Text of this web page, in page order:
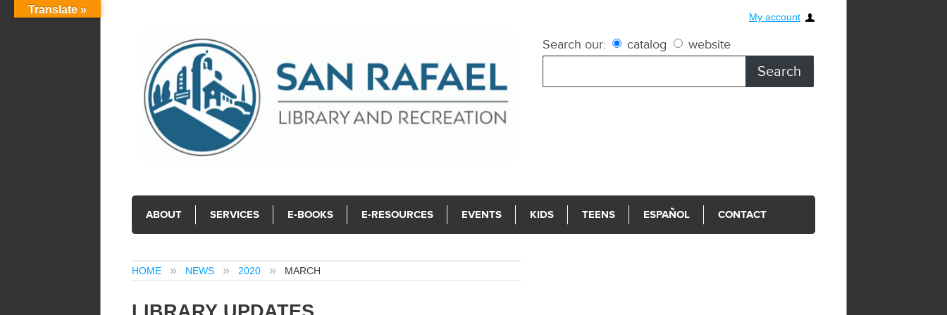
My account
Search our: catalog website
ABOUT SERVICES E-BOOKS E-RESOURCES EVENTS KIDS TEENS ESPAÑOL CONTACT
HOME NEWS 2020 MARCH
Translate »